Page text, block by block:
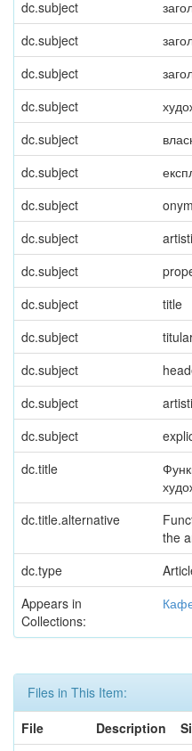
dc.subject
dc.subject
dc.subject
dc.subject
dc.subject
dc.subject
dc.subject
dc.subject
dc.subject
dc.subject
title
dc.subject
dc.subject
dc.subject
dc.subject
dc.title
dc.title.alternative
the
dc.type
Appears in
Collections:
Files in This Item:
File
Description